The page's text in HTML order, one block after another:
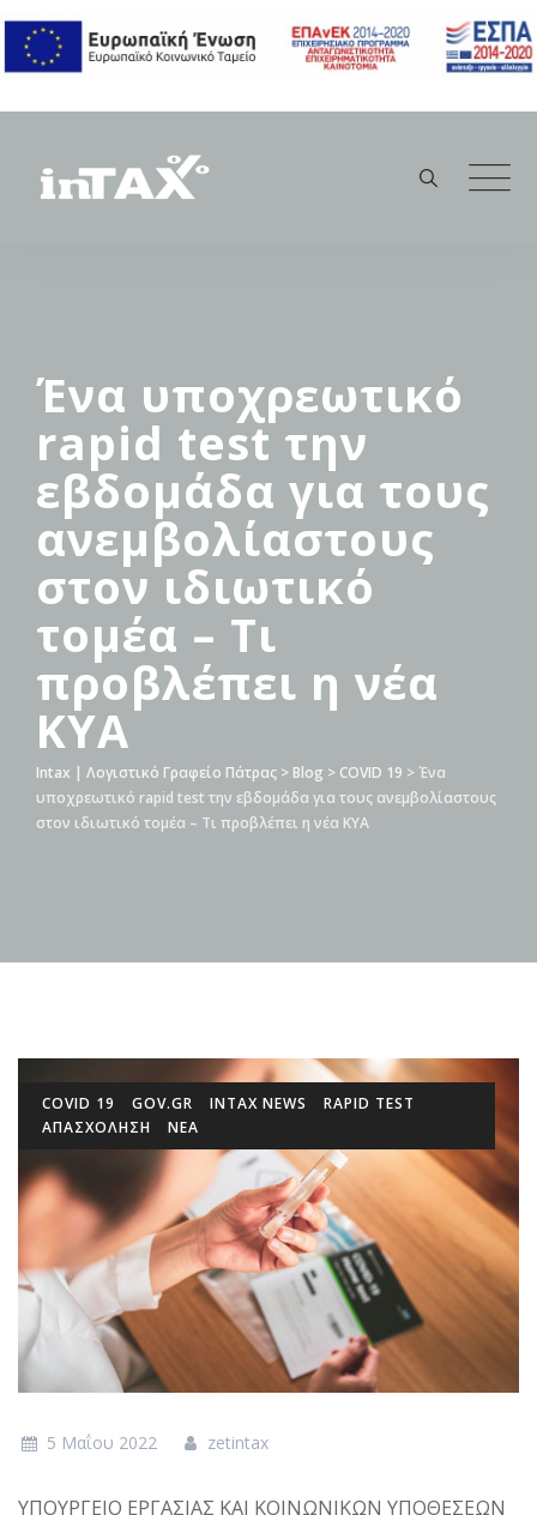
content
Ένα υποχρεωτικό
rapid test την
εβδομάδα για τους
ανεμβολίαστους
στον ιδιωτικό
τομέα – Τι
προβλέπει η νέα
ΚΥΑ
Intax | Λογιστικό Γραφείο Πάτρας > Blog > COVID 19 >Ένα
υποχρεωτικό rapid test την εβδομάδα για τους ανεμβολίαστους
στον ιδιωτικό τομέα – Τι προβλέπει η νέα ΚΥΑ
COVID 19 GOV.GR INTAX NEWS
RAPID TEST
ΑΠΑΣΧΟΛΗΣΗ
ΝΕΑ
5 Μαΐου 2022 zetintax
ΥΠΟΥΡΓΕΙΟ ΕΡΓΑΣΙΑΣ ΚΑΙ ΚΟΙΝΩΝΙΚΩΝ ΥΠΟΘΕΣΕΩΝ